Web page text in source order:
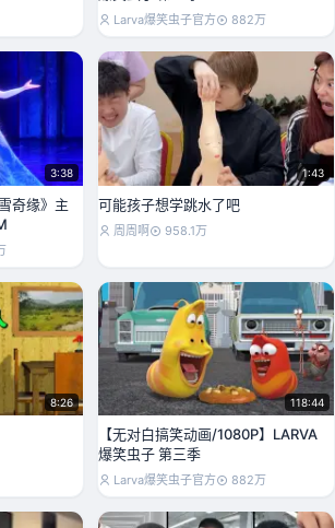
Larva爆笑虫子官方 882万
3:38
奇缘》主
1:43
可能孩子想学跳水了吧
周周啊 958.1万
8:26 118:44
【无对白搞笑动画/1080P】LARVA
爆笑虫子 第三季
Larva爆笑虫子官方 882万